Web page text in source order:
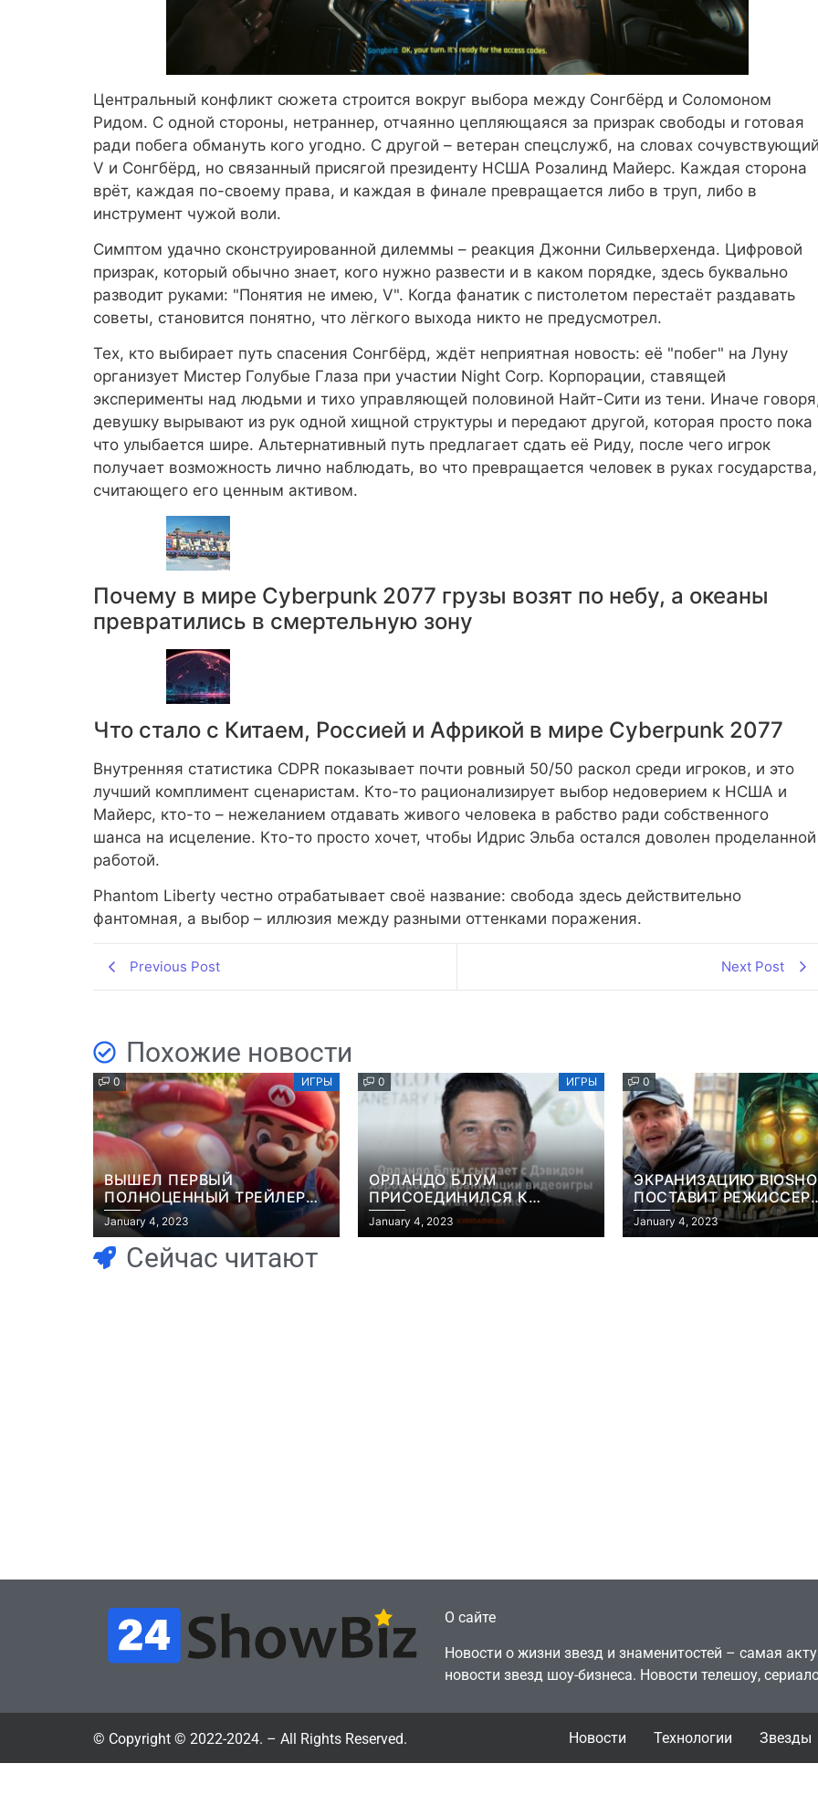
Центральный конфликт сюжета строится вокруг выбора между Сонгбёрд и Соломоном
Ридом. С одной стороны, нетраннер, отчаянно цепляющаяся за призрак свободы и готовая
ради побега обмануть кого угодно. С другой – ветеран спецслужб, на словах сочувствующий
V и Сонгбёрд, но связанный присягой президенту НСША Розалинд Майерс. Каждая сторона
врёт, каждая по-своему права, и каждая в финале превращается либо в труп, либо в
инструмент чужой воли.
Симптом удачно сконструированной дилеммы – реакция Джонни Сильверхенда. Цифровой
призрак, который обычно знает, кого нужно развести и в каком порядке, здесь буквально
разводит руками: "Понятия не имею, V". Когда фанатик с пистолетом перестаёт раздавать
советы, становится понятно, что лёгкого выхода никто не предусмотрел.
Тех, кто выбирает путь спасения Сонгбёрд, ждёт неприятная новость: её "побег" на Луну
организует Мистер Голубые Глаза при участии Night Corp. Корпорации, ставящей
эксперименты над людьми и тихо управляющей половиной Найт-Сити из тени. Иначе
девушку вырывают из рук одной хищной структуры и передают другой, которая просто пока
что улыбается шире. Альтернативный путь предлагает сдать её Риду, после чего игрок
получает возможность лично наблюдать, во что превращается человек в руках государства,
считающего его ценным активом.
Почему в мире Cyberpunk 2077 грузы возят по небу, а океаны
превратились в смертельную зону
Что стало с Китаем, Россией и Африкой в мире Cyberpunk 2077
Внутренняя статистика CDPR показывает почти ровный 50/50 раскол среди игроков, и это
лучший комплимент сценаристам. Кто-то рационализирует выбор недоверием к НСША и
Майерс, кто-то – нежеланием отдавать живого человека в рабство ради собственного
шанса на исцеление. Кто-то просто хочет, чтобы Идрис Эльба остался доволен проделанной
работой.
Phantom Liberty честно отрабатывает своё название: свобода здесь действительно
фантомная, а выбор – иллюзия между разными оттенками поражения.
Previous Post Next Post
Похожие новости
0 ИГРЫ
ВЫШЕЛ ПЕРВЫЙ
ПОЛНОЦЕННЫЙ ТРЕЙЛЕР
МУЛЬТФИЛЬМА “МАРИО”
January 4, 2023
0 ИГРЫ
ОРЛАНДО БЛУМ
ПРИСОЕДИНИЛСЯ К
ЭКРАНИЗАЦИИ ВИДЕОИГРЫ
GRAN TURISMO
January 4, 2023
0
ЭКРАНИЗАЦИЮ
ПОСТАВИТ РЕЖИССЕР
«КОНСТАНТИНА» И
«ГОЛОДНЫХ ИГР»
January 4, 2023
Сейчас читают
О сайте
Новости о жизни звезд и знаменитостей – самая
новости звезд шоу-бизнеса. Новости телешоу,
© Copyright © 2022-2024. – All Rights Reserved. Новости Технологии Звезды